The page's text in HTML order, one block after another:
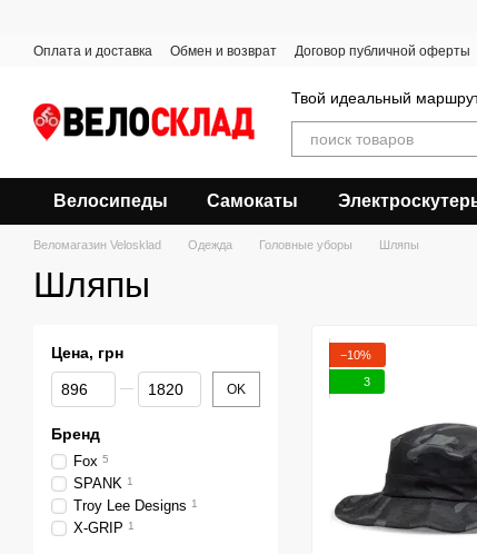
Оплата и доставка Обмен и возврат Договор публичной оферты
Твой идеальный
Велосипеды Самокаты
Веломагазин Velosklad Одежда Головные уборы Шляпы
Шляпы
−10%
3
Цена, грн
От Цена, грн
До Цена, грн OK
Бренд
Fox 5
SPANK 1
Troy Lee Designs 1
X-GRIP 1